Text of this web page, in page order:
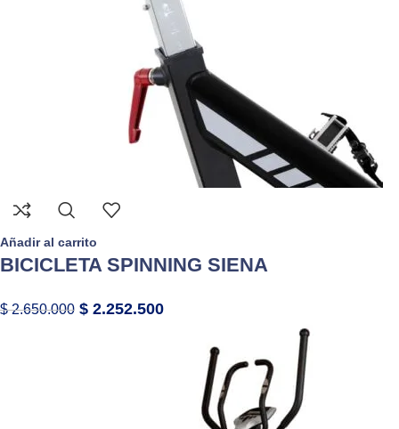
Añadir al carrito
BICICLETA SPINNING SIENA
$2.650.000 $ 2.252.500